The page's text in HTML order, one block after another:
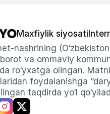
Maxfiylik siyosati
nashrining
va ommaviy
ro‘yxatga olingan.
foydalanishga
taqdirda yo‘l